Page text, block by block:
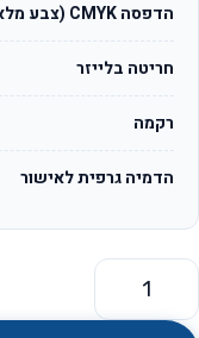
הדפסה CMYK (צבע מלא)
חריטה בלייזר
רקמה
הדמיה גרפית לאישור
כמות של טורקיז OS5930